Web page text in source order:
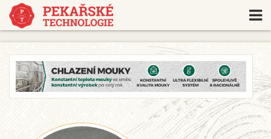
https://www.traditionrolex.com/18